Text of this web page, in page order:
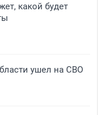
какой будет
ушел на СВО